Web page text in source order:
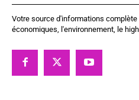
Votre source d'informations
économiques, l'environnement, le